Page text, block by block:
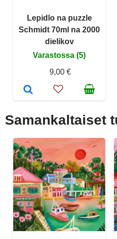
Lepidlo na puzzle
Schmidt 70ml na 2000
dielikov
Varastossa (5)
9,00 €
Samankaltaiset